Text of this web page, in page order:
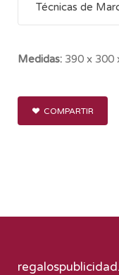
Técnicas de
Medidas: 390 x 300
COMPARTIR